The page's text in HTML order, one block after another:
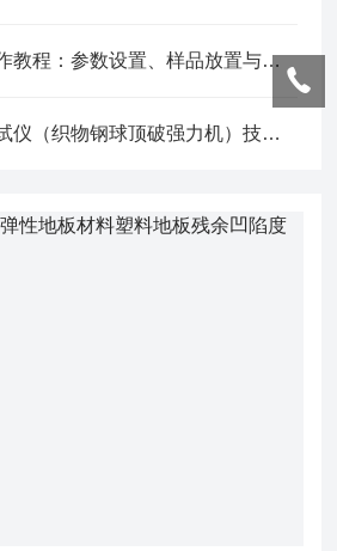
刀具防锈试验机操作教程：参数设置、样品放置与试验流程注意事项
织物弹子顶破力测试仪（织物钢球顶破强力机）技术参数